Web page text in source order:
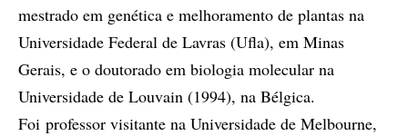
mestrado em genética e melhoramento de plantas na
Universidade Federal de Lavras (Ufla), em Minas
Gerais, e o doutorado em biologia molecular na
Universidade de Louvain (1994), na Bélgica.
Foi professor visitante na Universidade de Melbourne,